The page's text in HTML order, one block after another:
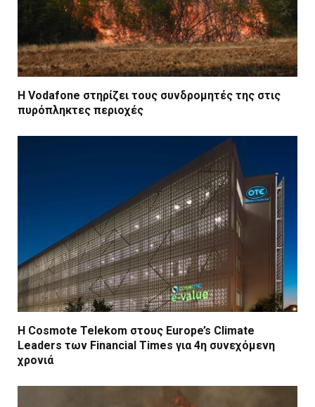
Η Vodafone στηρίζει τους συνδρομητές της στις
πυρόπληκτες περιοχές
Η Cosmote Telekom στους Europe’s Climate
Leaders των Financial Times για 4η συνεχόμενη
χρονιά